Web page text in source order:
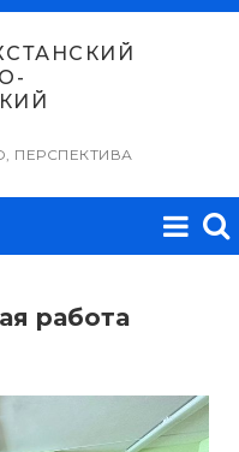
ПЕРСПЕКТИВА
работа